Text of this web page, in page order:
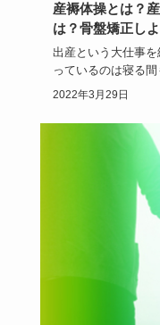
産褥体操とは？
は？骨盤矯正し
出産という大仕事
っているのは寝る
記事では産後の…
2022年3月29日